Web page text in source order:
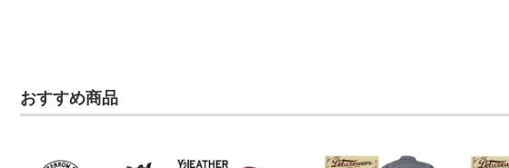
おすすめ商品